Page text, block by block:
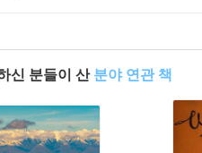
신 분들이 산 분야 연관 책